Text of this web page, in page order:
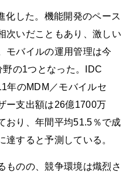
化した。機能開発のペース
次いだこともあり、激しい
モバイルの運用管理は今
の1つとなった。IDC
年のMDM／モバイルセ
ー支出額は26億1700万
おり、年間平均51.5％で成
すると予測している。
ものの、競争環境は熾烈さ